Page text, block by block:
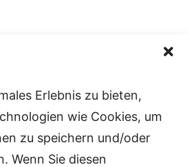
Erlebnis zu bieten,
wie Cookies, um
zu speichern und/oder
Wenn Sie diesen